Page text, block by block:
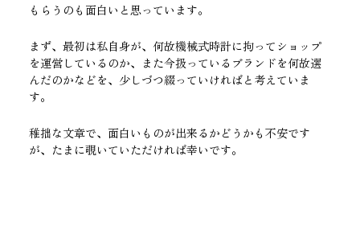
もらうのも面白いと思っています。
まず、最初は私自身が、何故機械式時計に拘ってショップ
を運営しているのか、また今扱っているブランドを何故選
んだのかなどを、少しづつ綴っていければと考えていま
す。
稚拙な文章で、面白いものが出来るかどうかも不安です
が、たまに覗いていただければ幸いです。